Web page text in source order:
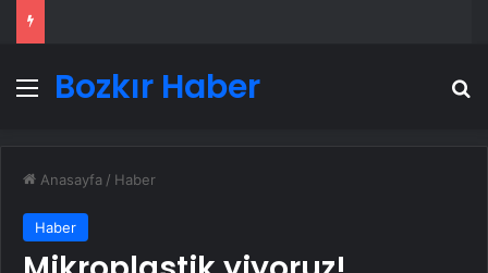
Menü
Bozkır Haber
Anasayfa / Haber
Haber